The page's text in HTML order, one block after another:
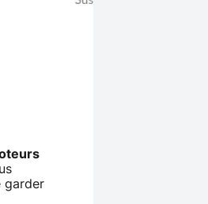
garder